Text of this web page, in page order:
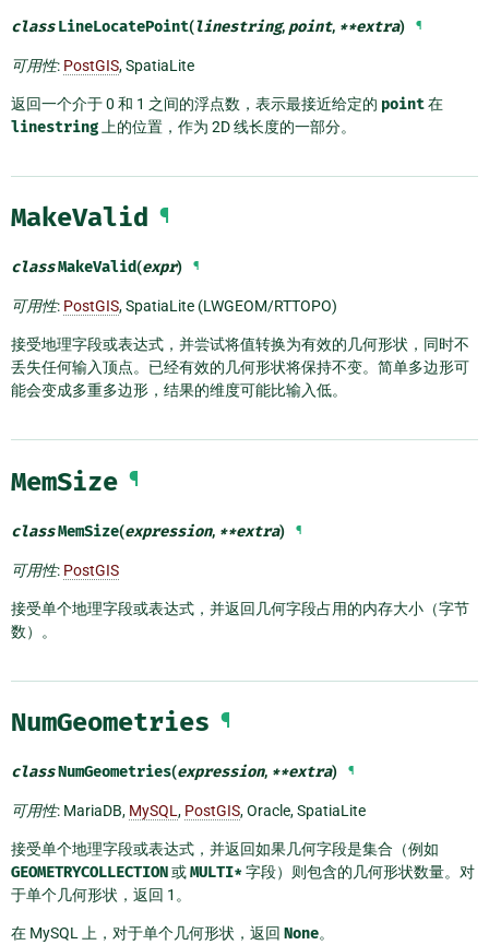
class LineLocatePoint(linestring, point, **extra) ¶
可用性: PostGIS, SpatiaLite
返回一个介于 0 和 1 之间的浮点数，表示最接近给定的 point在
linestring 上的位置，作为 2D 线长度的一部分。
MakeValid ¶
classMakeValid(expr) ¶
可用性: PostGIS, SpatiaLite (LWGEOM/RTTOPO)
接受地理字段或表达式，并尝试将值转换为有效的几何形状，同时不
丢失任何输入顶点。已经有效的几何形状将保持不变。简单多边形可
能会变成多重多边形，结果的维度可能比输入低。
MemSize ¶
classMemSize(expression, **extra) ¶
可用性: PostGIS
接受单个地理字段或表达式，并返回几何字段占用的内存大小（字节
数）。
NumGeometries ¶
classNumGeometries(expression, **extra) ¶
可用性: MariaDB, MySQL , PostGIS, Oracle, SpatiaLite
接受单个地理字段或表达式，并返回如果几何字段是集合（例如
GEOMETRYCOLLECTION或MULTI*字段）则包含的几何形状数量。对
于单个几何形状，返回 1。
在 MySQL 上，对于单个几何形状，返回 None。